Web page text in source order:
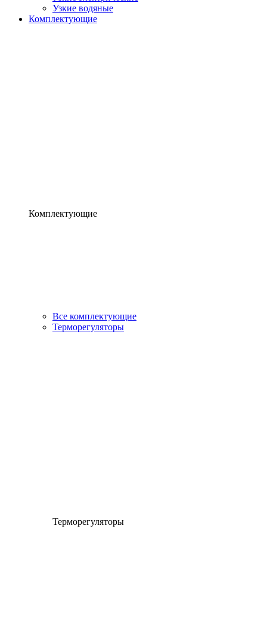
Узкие водяные
Комплектующие
Комплектующие
Все комплектующие
Терморегуляторы
Терморегуляторы